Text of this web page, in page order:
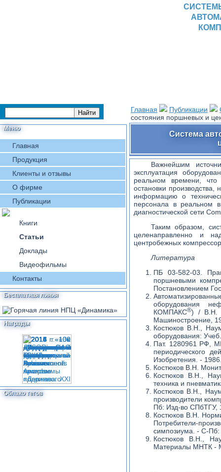
Меню
Главная
Продукция
Клиенты и отзывы
О фирме
Публикации
Книги
Статьи
Доклады
Видеофильмы
Контакты
Бесплатная линия
Награды
Облако тегов
Главная Публикации
состояния поршневых и
Система
Важнейшим
эксплуатация
реальном времени, что
остановки
информацию о
персонала в реальном
диагностической сети
Таким образом,
целенаправленно и
центробежных
Литература
ПБ 03-582-03.
поршневыми
Постановлением
оборудования
КОМПАКС®) / В.Н.
Машиностроение,
Костюков В.Н.,
оборудования:
Пат. 1280961 РФ,
периодического
Изобретения. -
Костюков В.Н.
Костюков В.Н.,
техника и
Костюков В.Н.,
производители
Пб: Изд-во СПбТГУ,
Костюков В.Н.
Потребители-
симпозиума. - С-
Костюков В.Н.,
Материалы МНТК -